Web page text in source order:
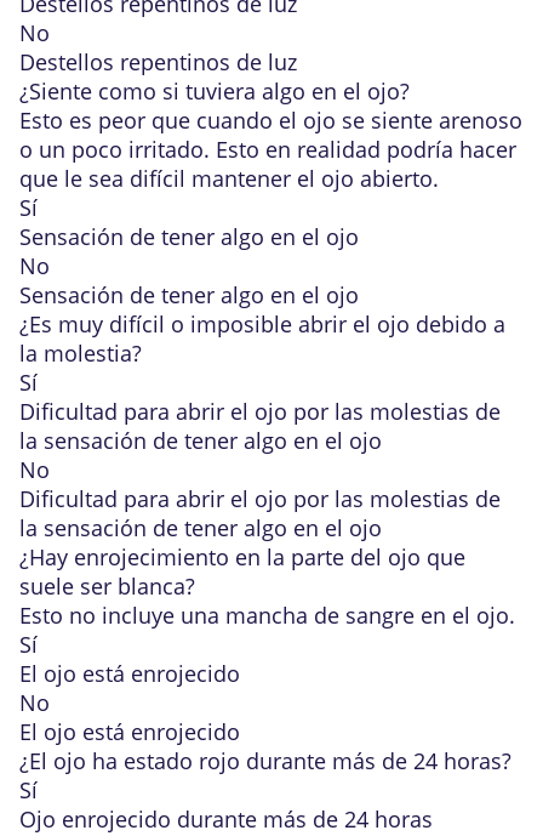
No
Destellos repentinos de luz
¿Siente como si tuviera algo en el ojo?
Esto es peor que cuando el ojo se siente arenoso
o un poco irritado. Esto en realidad podría hacer
que le sea difícil mantener el ojo abierto.
Sí
Sensación de tener algo en el ojo
No
Sensación de tener algo en el ojo
¿Es muy difícil o imposible abrir el ojo debido a
la molestia?
Sí
Dificultad para abrir el ojo por las molestias de
la sensación de tener algo en el ojo
No
Dificultad para abrir el ojo por las molestias de
la sensación de tener algo en el ojo
¿Hay enrojecimiento en la parte del ojo que
suele ser blanca?
Esto no incluye una mancha de sangre en el ojo.
Sí
El ojo está enrojecido
No
El ojo está enrojecido
¿El ojo ha estado rojo durante más de 24 horas?
Sí
Ojo enrojecido durante más de 24 horas